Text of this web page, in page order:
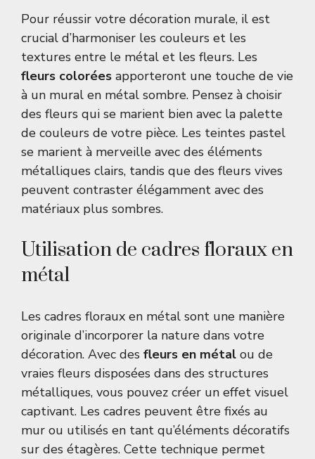
Pour réussir votre décoration murale, il est
crucial d’harmoniser les couleurs et les
textures entre le métal et les fleurs. Les
fleurs colorées apporteront une touche de vie
à un mural en métal sombre. Pensez à choisir
des fleurs qui se marient bien avec la palette
de couleurs de votre pièce. Les teintes pastel
se marient à merveille avec des éléments
métalliques clairs, tandis que des fleurs vives
peuvent contraster élégamment avec des
matériaux plus sombres.
Utilisation de cadres floraux en
métal
Les cadres floraux en métal sont une manière
originale d’incorporer la nature dans votre
décoration. Avec des fleurs en métal ou de
vraies fleurs disposées dans des structures
métalliques, vous pouvez créer un effet visuel
captivant. Les cadres peuvent être fixés au
mur ou utilisés en tant qu’éléments décoratifs
sur des étagères. Cette technique permet